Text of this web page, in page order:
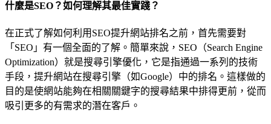
什麼是SEO？如何理解其最佳實踐？
在正式了解如何利用SEO提升網站排名之前，首先需要對
「SEO」有一個全面的了解。簡單來說，SEO（Search Engine
Optimization）就是搜尋引擎優化，它是指通過一系列的技術
手段，提升網站在搜尋引擎（如Google）中的排名。這樣做的
目的是使網站能夠在相關關鍵字的搜尋結果中排得更前，從而
吸引更多的有需求的潛在客戶。